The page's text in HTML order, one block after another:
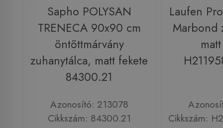
Sapho POLYSAN
TRENECA 90x90 cm
öntöttmárvány
zuhanytálca, matt fekete
84300.21
Azonosító: 213078
Cikkszám: 84300.21
Laufen
Marbond
Cikkszám: